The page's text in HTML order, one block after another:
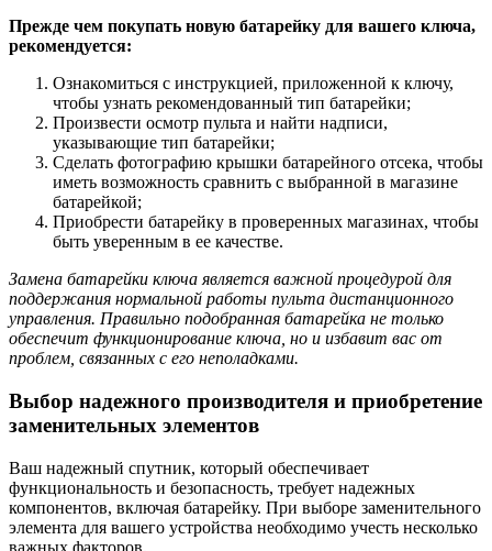
Прежде чем покупать новую батарейку для вашего ключа,
рекомендуется:
Ознакомиться с инструкцией, приложенной к ключу,
чтобы узнать рекомендованный тип батарейки;
Произвести осмотр пульта и найти надписи,
указывающие тип батарейки;
Сделать фотографию крышки батарейного отсека, чтобы
иметь возможность сравнить с выбранной в магазине
батарейкой;
Приобрести батарейку в проверенных магазинах, чтобы
быть уверенным в ее качестве.
Замена батарейки ключа является важной процедурой для
поддержания нормальной работы пульта дистанционного
управления. Правильно подобранная батарейка не только
обеспечит функционирование ключа, но и избавит вас от
проблем, связанных с его неполадками.
Выбор надежного производителя и приобретение
заменительных элементов
Ваш надежный спутник, который обеспечивает
функциональность и безопасность, требует надежных
компонентов, включая батарейку. При выборе заменительного
элемента для вашего устройства необходимо учесть несколько
важных факторов.